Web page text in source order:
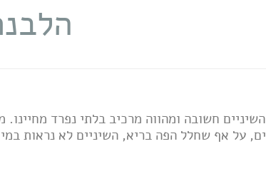
חשובה ומהווה מרכיב בלתי נפרד מחיינו.
על אף שחלל הפה בריא, השיניים לא נראות